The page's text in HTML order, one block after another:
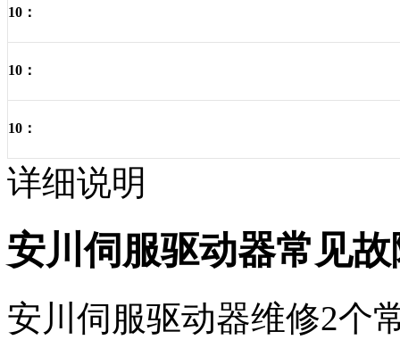
10：
10：
10：
详细说明
安川伺服驱动器常见
安川伺服驱动器维修2个